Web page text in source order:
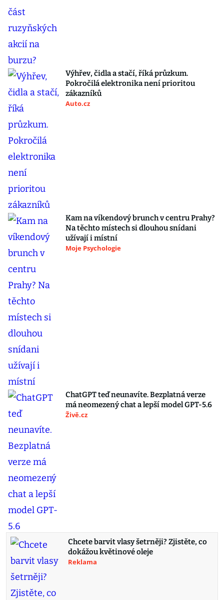
Výhřev, čidla a stačí, říká průzkum.
Pokročilá elektronika není prioritou
zákazníků
Auto.cz
Kam na víkendový brunch v centru Prahy?
Na těchto místech si dlouhou snídani
užívají i místní
Moje Psychologie
ChatGPT teď neunavíte. Bezplatná verze
má neomezený chat a lepší model GPT-5.6
Živě.cz
Chcete barvit vlasy šetrněji? Zjistěte, co
dokážou květinové oleje
Reklama